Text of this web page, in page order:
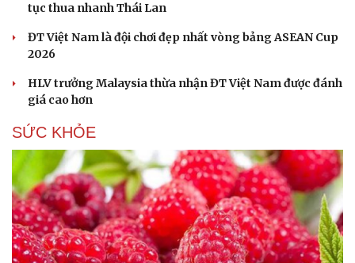
tục thua nhanh Thái Lan
ĐT Việt Nam là đội chơi đẹp nhất vòng bảng ASEAN Cup
2026
HLV trưởng Malaysia thừa nhận ĐT Việt Nam được đánh
giá cao hơn
SỨC KHỎE